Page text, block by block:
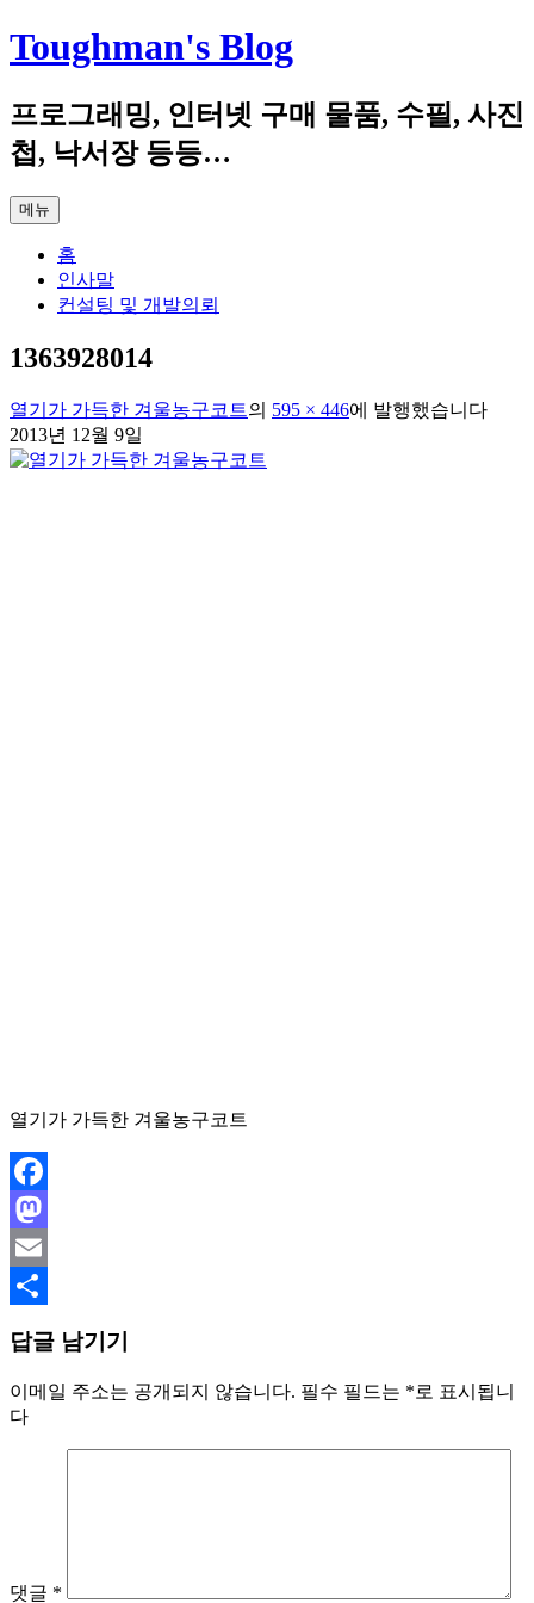
컨
텐
로
건
너
기
Toughman's Blog
프로그래밍, 인터넷 구매 물품, 수필, 사진
첩, 낙서장 등등…
메뉴
홈
인사말
컨설팅 및 개발의뢰
1363928014
열기가 가득한 겨울농구코트의 595 × 446에 발행했습니다
2013년 12월 9일
열기가 가득한 겨울농구코트
Facebook
Mastodon
Email
답글 남기기
이메일 주소는 공개되지 않습니다. 필수 필드는 *로 표시됩니
다
댓글 *